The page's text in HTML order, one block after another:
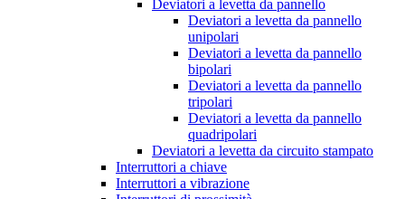
Deviatori a levetta da pannello
Deviatori a levetta da pannello
unipolari
Deviatori a levetta da pannello
bipolari
Deviatori a levetta da pannello
tripolari
Deviatori a levetta da pannello
quadripolari
Deviatori a levetta da circuito stampato
Interruttori a chiave
Interruttori a vibrazione